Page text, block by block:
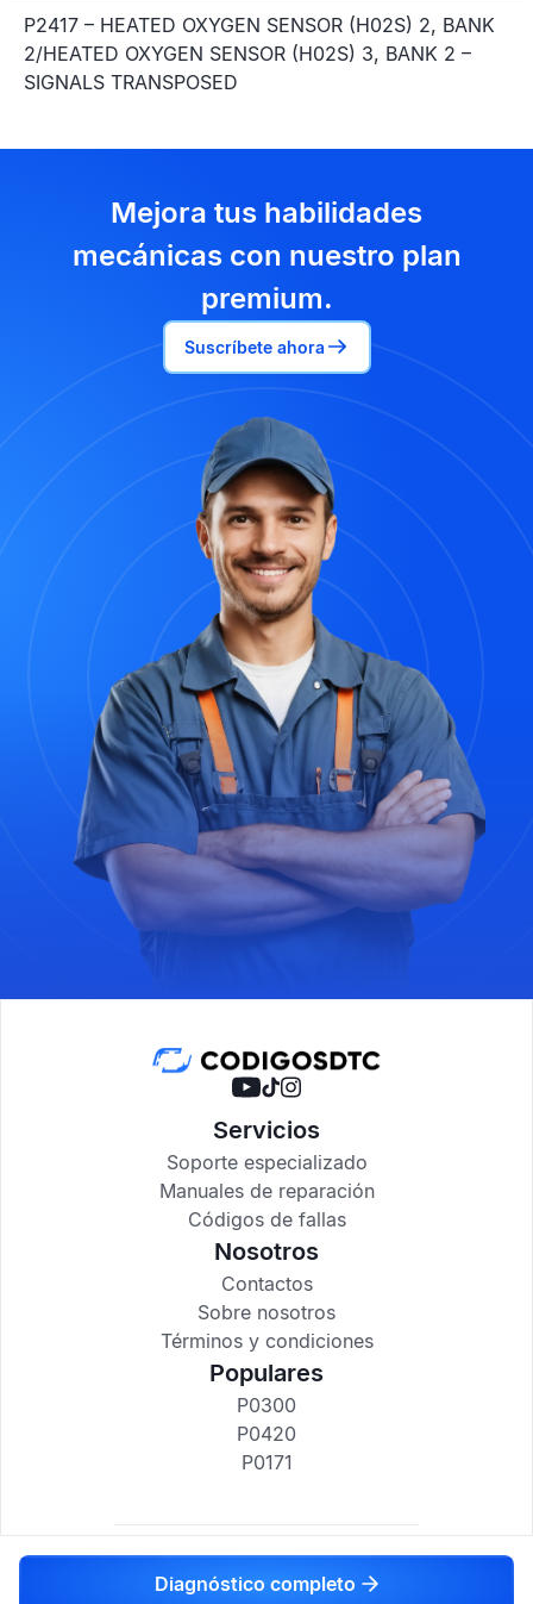
P2417 – HEATED OXYGEN SENSOR (H02S) 2, BANK
2/HEATED OXYGEN SENSOR (H02S) 3, BANK 2 –
SIGNALS TRANSPOSED
Mejora tus habilidades
mecánicas con nuestro plan
premium.
Suscríbete ahora
Diagnóstico completo
Servicios
Soporte especializado
Manuales de reparación
Códigos de fallas
Nosotros
Contactos
Sobre nosotros
Términos y condiciones
Populares
P0300
P0420
P0171
codigosdtc.com © 2017-2025